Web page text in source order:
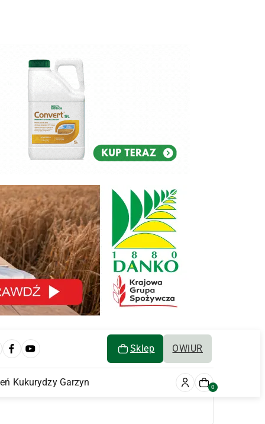
Sklep OWiUR
Kukurydzy Garzyn 0